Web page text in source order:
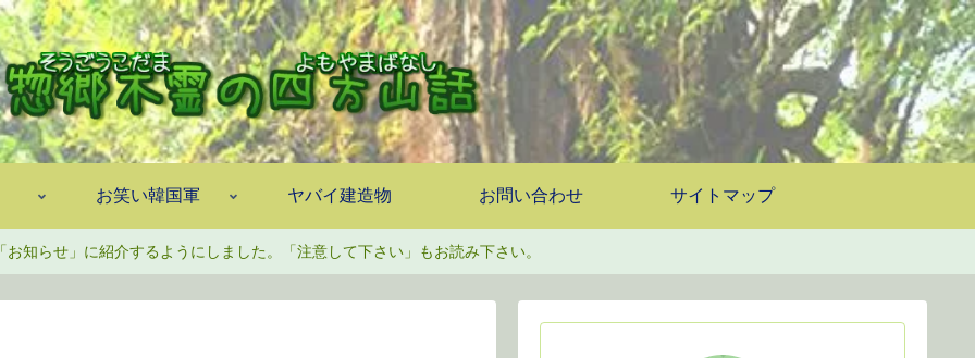
お笑い韓国軍 ヤバイ建造物 お問い合わせ サイトマップ
お知らせ」に紹介するようにしました。「注意して下さい」もお読み下さい。